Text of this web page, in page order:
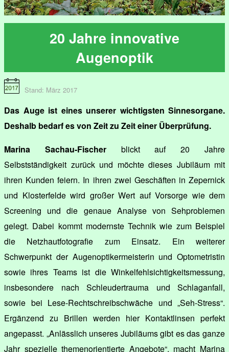
20 Jahre innovative
Augenoptik
Stand: März 2017
Das Auge ist eines unserer wichtigsten Sinnesorgane.
Deshalb bedarf es von Zeit zu Zeit einer Überprüfung.
Marina Sachau-Fischerblickt auf 20 Jahre
Selbstständigkeit zurück und möchte dieses Jubiläum mit
ihren Kunden feiern. In ihren zwei Geschäften in Zepernick
und Klosterfelde wird großer Wert auf Vorsorge wie dem
Screening und die genaue Analyse von Sehproblemen
gelegt. Dabei kommt modernste Technik wie zum Beispiel
die Netzhautfotografie zum Einsatz. Ein weiterer
Schwerpunkt der Augenoptikermeisterin und Optometristin
sowie ihres Teams ist die Winkelfehlsichtigkeitsmessung,
insbesondere nach Schleudertrauma und Schlaganfall,
sowie bei Lese-Rechtschreibschwäche und „Seh-Stress“.
Ergänzend zu Brillen werden hier Kontaktlinsen perfekt
angepasst. „Anlässlich unseres Jubiläums gibt es das ganze
Jahr spezielle themenorientierte Angebote“, macht Marina